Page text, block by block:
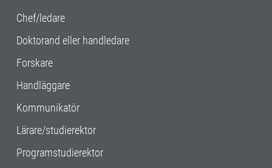
Chef/ledare
Doktorand eller handledare
Forskare
Handläggare
Kommunikatör
Lärare/studierektor
Programstudierektor